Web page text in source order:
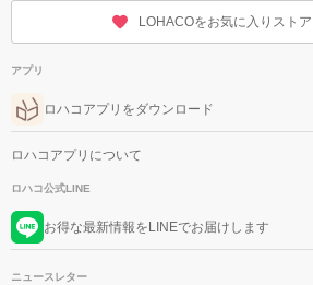
LOHACOをお気に入りスト
アプリ
ロハコアプリをダウンロード
ロハコアプリについて
ロハコ公式LINE
お得な最新情報をLINEでお届けします
ニュースレター